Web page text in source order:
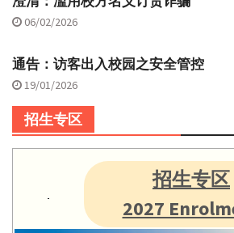
06/02/2026
通告：访客出入校园之安全管控
19/01/2026
招生专区
招生专区
2027